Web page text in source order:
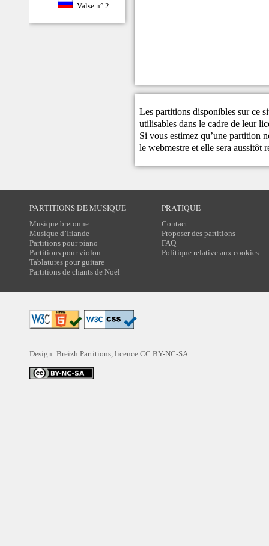
Valse n° 2
Les partitions disponibles sur ce
utilisables dans le cadre de leur
Si vous estimez qu’une partition
lewebmestre et elle sera aussitôt
PARTITIONS DE MUSIQUE
Musique bretonne
Musique d’Irlande
Partitions pour piano
Partitions pour violon
Tablatures pour guitare
Partitions de chants de Noël
PRATIQUE
Contact
Proposer des partitions
FAQ
Politique relative aux cookies
Design: Breizh Partitions, licence CC BY-NC-SA